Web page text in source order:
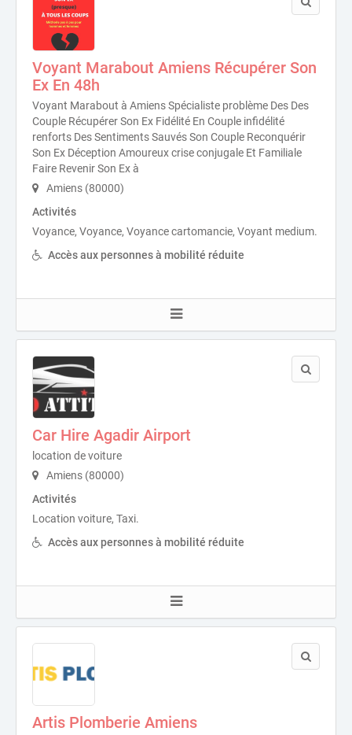
Voyant Marabout Amiens Récupérer Son
Ex En 48h
Voyant Marabout à Amiens Spécialiste problème Des Des
Couple Récupérer Son Ex Fidélité En Couple infidélité
renforts Des Sentiments Sauvés Son Couple Reconquérir
Son Ex Déception Amoureux crise conjugale Et Familiale
Faire Revenir Son Ex à
Amiens (80000)
Activités
Voyance, Voyance, Voyance cartomancie, Voyant medium.
Accès aux personnes à mobilité réduite
Car Hire Agadir Airport
location de voiture
Amiens (80000)
Activités
Location voiture, Taxi.
Accès aux personnes à mobilité réduite
Artis Plomberie Amiens